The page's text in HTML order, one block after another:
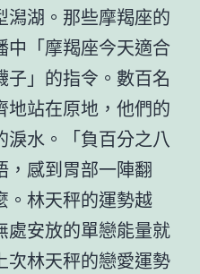
潟湖。那些摩羯座的
中「摩羯座今天適合
子」的指令。數百名
地站在原地，他們的
水。「負百分之八
，感到胃部一陣翻
。林天秤的運勢越
處安放的單戀能量就
次林天秤的戀愛運勢